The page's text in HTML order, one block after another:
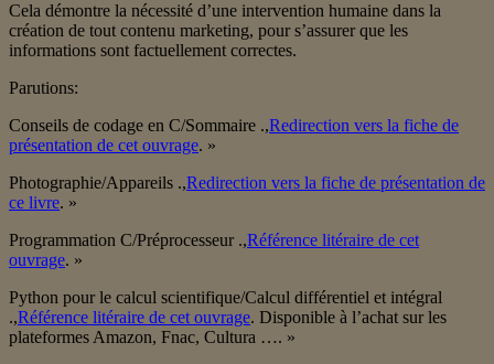
Cela démontre la nécessité d’une intervention humaine dans la
création de tout contenu marketing, pour s’assurer que les
informations sont factuellement correctes.
Parutions:
Conseils de codage en C/Sommaire .,Redirection vers la fiche de
présentation de cet ouvrage. »
Photographie/Appareils .,Redirection vers la fiche de présentation de
ce livre. »
Programmation C/Préprocesseur .,Référence litéraire de cet
ouvrage. »
Python pour le calcul scientifique/Calcul différentiel et intégral
.,Référence litéraire de cet ouvrage. Disponible à l’achat sur les
plateformes Amazon, Fnac, Cultura …. »